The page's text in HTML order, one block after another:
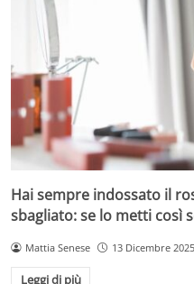
Hai sempre indossato il
sbagliato: se lo metti così
Mattia Senese 13 Dicembre 2025
Leggi di più